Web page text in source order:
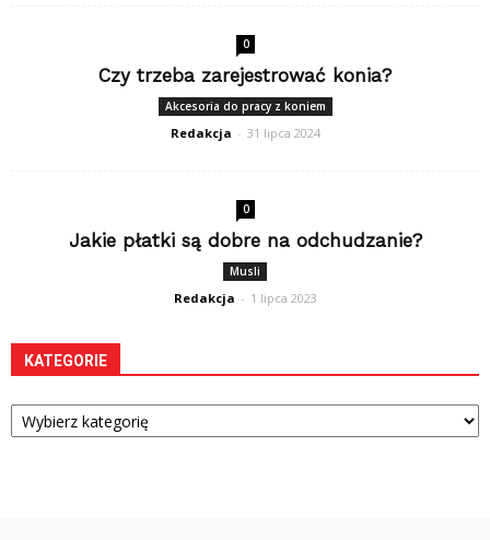
0
Czy trzeba zarejestrować konia?
Akcesoria do pracy z koniem
Redakcja - 31 lipca 2024
0
Jakie płatki są dobre na odchudzanie?
Musli
Redakcja - 1 lipca 2023
KATEGORIE
Kategorie